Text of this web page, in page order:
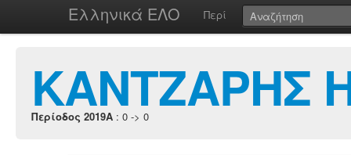
Ελληνικά ΕΛΟ Περί
ΚΑΝΤΖΑΡΗΣ
Περίοδος 2019A : 0 -> 0